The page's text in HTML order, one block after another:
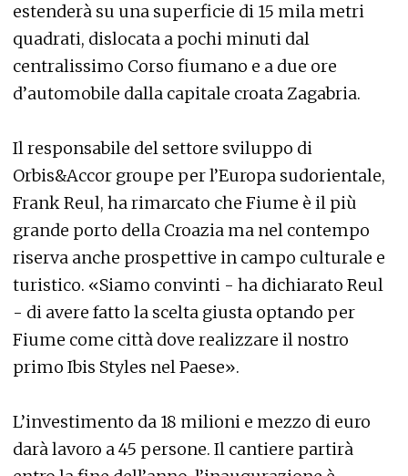
estenderà su una superficie di 15 mila metri
quadrati, dislocata a pochi minuti dal
centralissimo Corso fiumano e a due ore
d’automobile dalla capitale croata Zagabria.
Il responsabile del settore sviluppo di
Orbis&Accor groupe per l’Europa sudorientale,
Frank Reul, ha rimarcato che Fiume è il più
grande porto della Croazia ma nel contempo
riserva anche prospettive in campo culturale e
turistico. «Siamo convinti - ha dichiarato Reul
- di avere fatto la scelta giusta optando per
Fiume come città dove realizzare il nostro
primo Ibis Styles nel Paese».
L’investimento da 18 milioni e mezzo di euro
darà lavoro a 45 persone. Il cantiere partirà